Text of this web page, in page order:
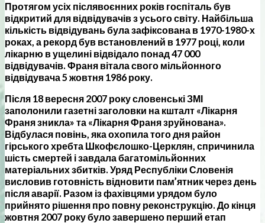
Протягом усіх післявоєнних років госпіталь був
відкритий для відвідувачів з усього світу. Найбільша
кількість відвідувань була зафіксована в 1970-1980-х
роках, а рекорд був встановлений в 1977 році, коли
лікарню в ущелині відвідало понад 47 000
відвідувачів. Франя вітала свого мільйонного
відвідувача 5 жовтня 1986 року.
Після 18 вересня 2007 року словенські ЗМІ
заполонили газетні заголовки на кшталт «Лікарня
Франя зникла» та «Лікарня Франя зруйнована».
Відбулася повінь, яка охопила того дня район
гірського хребта Шкофєлошко-Церклян, спричинила
шість смертей і завдала багатомільйонних
матеріальних збитків. Уряд Республіки Словенія
висловив готовність відновити пам’ятник через день
після аварії. Разом із фахівцями урядом було
прийнято рішення про повну реконструкцію. До кінця
жовтня 2007 року було завершено перший етап